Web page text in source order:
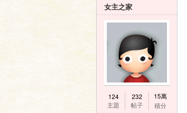
女主之家
124
主題
232
帖子
15萬
積分